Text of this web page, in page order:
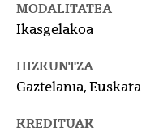
MODALITATEA
Ikasgelakoa
HIZKUNTZA
Gaztelania, Euskara
KREDITUAK